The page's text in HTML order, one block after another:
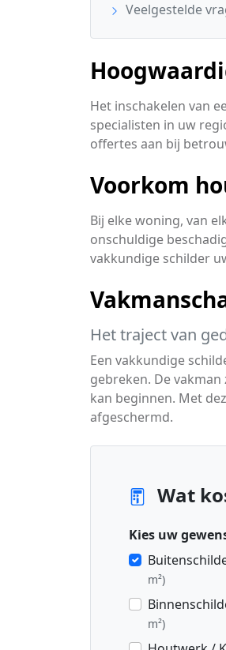
Veelgestelde
Het inschakelen van
specialisten in uw
offertes aan bij
Voorkom
Bij elke woning, van
onschuldige
vakkundige schilder
Het traject van
Een vakkundige
gebreken. De
kan beginnen. Met
afgeschermd.
Wat
Kies uw
m²)
m²)